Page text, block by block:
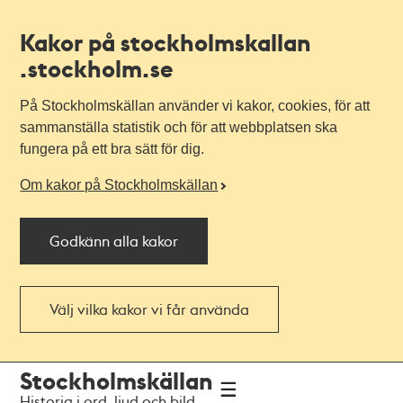
Kakor på stockholmskallan
.stockholm.se
På Stockholmskällan använder vi kakor, cookies, för att
sammanställa statistik och för att webbplatsen ska
fungera på ett bra sätt för dig.
Om kakor på Stockholmskällan
Godkänn alla kakor
Välj vilka kakor vi får använda
navigationen
huvudinnehållet
Stockholmskällan